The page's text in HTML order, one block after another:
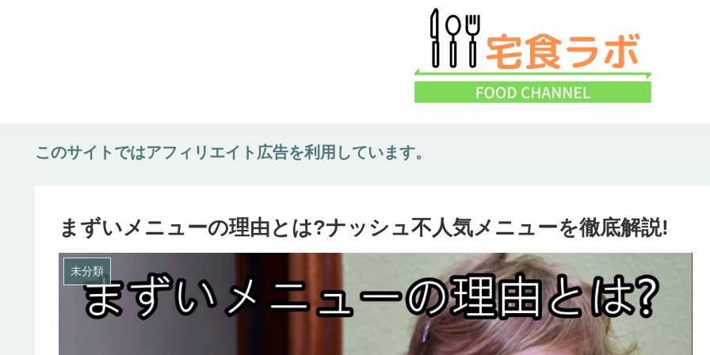
このサイトではアフィリエイト広告を利用しています。
まずいメニューの理由とは?ナッシュ不人気メニューを徹底解説!
未分類